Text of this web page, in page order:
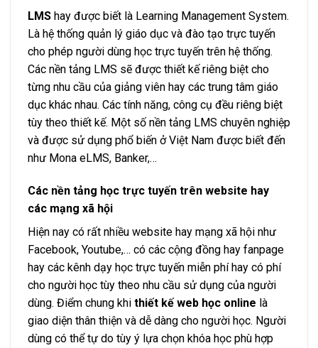
LMS hay được biết là Learning Management System.
Là hệ thống quản lý giáo dục và đào tạo trực tuyến
cho phép người dùng học trực tuyến trên hệ thống.
Các nền tảng LMS sẽ được thiết kế riêng biệt cho
từng nhu cầu của giảng viên hay các trung tâm giáo
dục khác nhau. Các tính năng, công cụ đều riêng biệt
tùy theo thiết kế. Một số nền tảng LMS chuyên nghiệp
và được sử dụng phổ biến ở Việt Nam được biết đến
như Mona eLMS, Banker,…
Các nền tảng học trực tuyến trên website hay
các mạng xã hội
Hiện nay có rất nhiều website hay mạng xã hội như
Facebook, Youtube,… có các cộng đồng hay fanpage
hay các kênh dạy học trực tuyến miễn phí hay có phí
cho người học tùy theo nhu cầu sử dụng của người
dùng. Điểm chung khi thiết kế web học online là
giao diện thân thiện và dễ dàng cho người học. Người
dùng có thể tự do tùy ý lựa chọn khóa học phù hợp